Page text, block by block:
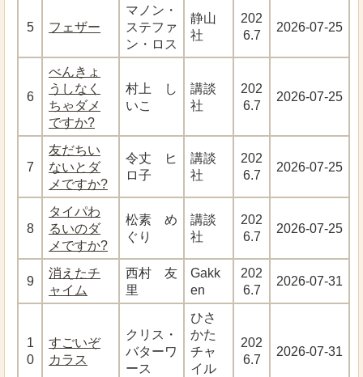
5 フェザー
マノン・
ステファ
ン・ロス
静山
社
202
6.7
2026-07-25
6
べんきょ
うしなく
ちゃダメ
ですか?
村上 し
いこ
講談
社
202
6.7
2026-07-25
7
友だちい
ないとダ
メですか?
令丈 ヒ
ロ子
講談
社
202
6.7
2026-07-25
8
タイパわ
るいのダ
メですか?
松素 め
ぐり
講談
社
202
6.7
2026-07-25
9
消えたチ
ャイム
西村 友
里
Gakk
en
202
6.7
2026-07-31
1
0
すごいぞ
カラス
クリス・
バターワ
ース
ひさ
かた
チャ
イル
202
6.7
2026-07-31